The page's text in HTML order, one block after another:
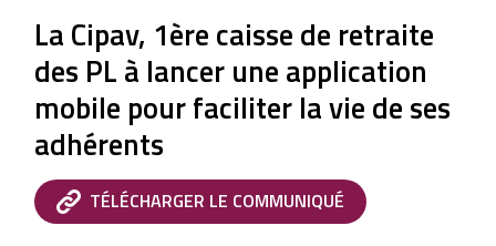
La Cipav, 1ère caisse de retraite
des PL à lancer une application
mobile pour faciliter la vie de ses
adhérents
TÉLÉCHARGER LE COMMUNIQUÉ